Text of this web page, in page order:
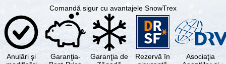
Comandă sigur cu avantajele SnowTrex
Anulări şi
Garanţia-
Garanţia de
Rezervă în
Asociaţia